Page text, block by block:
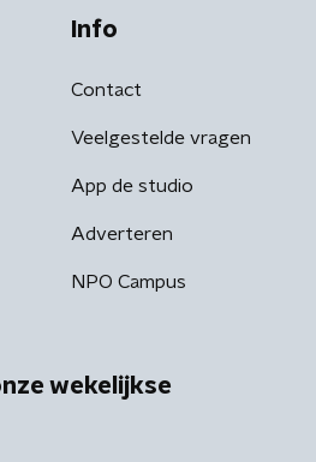
Info
Contact
Veelgestelde vragen
App de studio
Adverteren
NPO Campus
wekelijkse